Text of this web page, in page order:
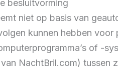
besluitvorming
niet op basis van
kunnen hebben
of -
NachtBril.com) tussen